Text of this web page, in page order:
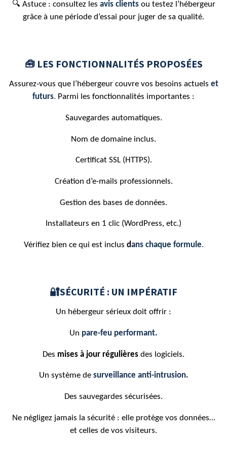
🔍 Astuce : consultez les avis clients ou testez l’hébergeur
grâce à une période d’essai pour juger de sa qualité.
🧰LES FONCTIONNALITÉS PROPOSÉES
Assurez-vous que l’hébergeur couvre vos besoins actuels et
futurs. Parmi les fonctionnalités importantes :
Sauvegardes automatiques.
Nom de domaine inclus.
Certificat SSL (HTTPS).
Création d’e-mails professionnels.
Gestion des bases de données.
Installateurs en 1 clic (WordPress, etc.)
Vérifiez bien ce qui est inclus dans chaque formule.
🔐SÉCURITÉ : UN IMPÉRATIF
Un hébergeur sérieux doit offrir :
Un pare-feu performant.
Des mises à jour régulières des logiciels.
Un système de surveillance anti-intrusion.
Des sauvegardes sécurisées.
Ne négligez jamais la sécurité : elle protège vos données…
et celles de vos visiteurs.